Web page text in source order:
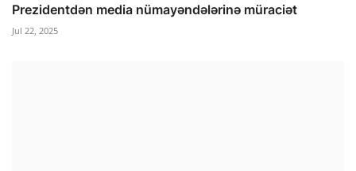
Prezidentdən media nümayəndələrinə müraciət
Jul 22, 2025